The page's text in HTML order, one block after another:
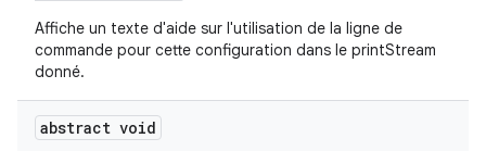
Affiche un texte d'aide sur l'utilisation de la ligne de
commande pour cette configuration dans le printStream
donné.
abstract void